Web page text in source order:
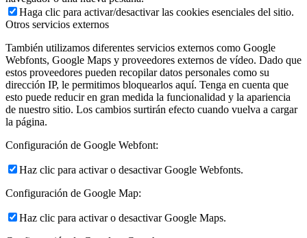
Haga clic para activar/desactivar las cookies esenciales del sitio.
Otros servicios externos
También utilizamos diferentes servicios externos como Google
Webfonts, Google Maps y proveedores externos de vídeo. Dado que
estos proveedores pueden recopilar datos personales como su
dirección IP, le permitimos bloquearlos aquí. Tenga en cuenta que
esto puede reducir en gran medida la funcionalidad y la apariencia
de nuestro sitio. Los cambios surtirán efecto cuando vuelva a cargar
la página.
Configuración de Google Webfont:
Haz clic para activar o desactivar Google Webfonts.
Configuración de Google Map:
Haz clic para activar o desactivar Google Maps.